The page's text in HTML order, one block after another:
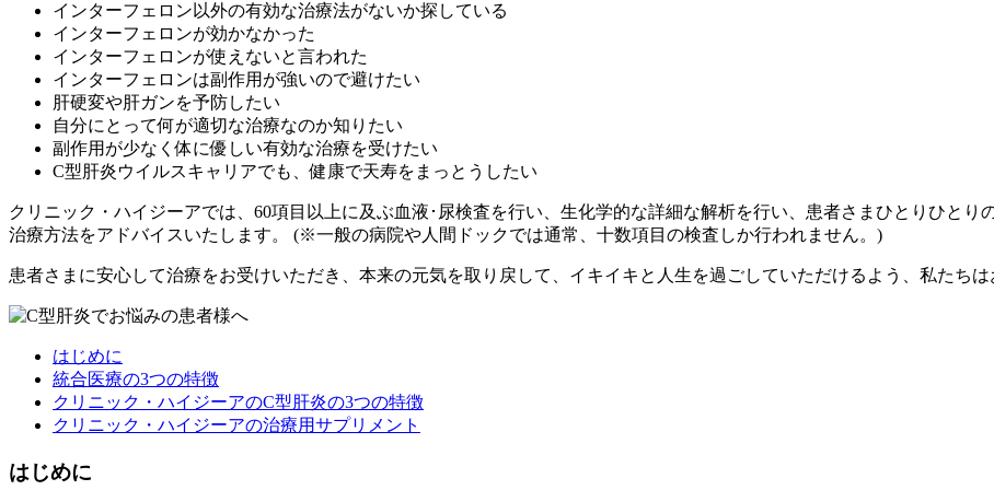
インターフェロン以外の有効な治療法がないか探している
インターフェロンが効かなかった
インターフェロンが使えないと言われた
インターフェロンは副作用が強いので避けたい
肝硬変や肝ガンを予防したい
自分にとって何が適切な治療なのか知りたい
副作用が少なく体に優しい有効な治療を受けたい
C型肝炎ウイルスキャリアでも、健康で天寿をまっとうしたい
クリニック・ハイジーアでは、60項目以上に及ぶ血液･尿検査を行い、生化学的な詳細な解析を行い、患者さまひとりひと
治療方法をアドバイスいたします。 (※一般の病院や人間ドックでは通常、十数項目の検査しか行われません。)
患者さまに安心して治療をお受けいただき、本来の元気を取り戻して、イキイキと人生を過ごしていただけるよう、私たちは
はじめに
統合医療の3つの特徴
クリニック・ハイジーアのC型肝炎の3つの特徴
クリニック・ハイジーアの治療用サプリメント
はじめに